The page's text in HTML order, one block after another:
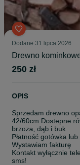
Dodane 31 lipca 2026
Drewno
250 zł
OPIS
Sprzedam drewno
42/60cm.Dostepne
brzoza, dąb i buk
Płatność gotówka lub
Wystawiam fakturę
Kontakt wyłącznie
sms!